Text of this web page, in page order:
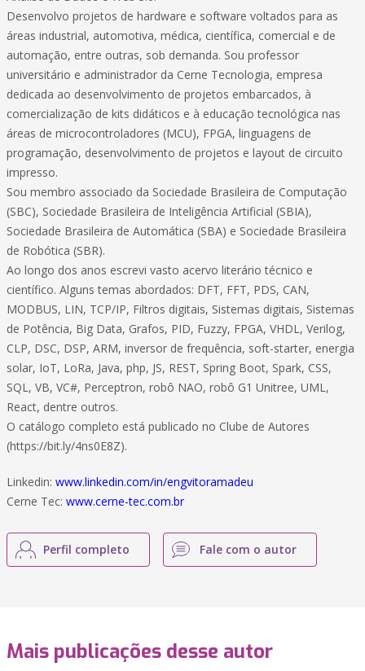
Desenvolvo projetos de hardware e software voltados para as
áreas industrial, automotiva, médica, científica, comercial e de
automação, entre outras, sob demanda. Sou professor
universitário e administrador da Cerne Tecnologia, empresa
dedicada ao desenvolvimento de projetos embarcados, à
comercialização de kits didáticos e à educação tecnológica nas
áreas de microcontroladores (MCU), FPGA, linguagens de
programação, desenvolvimento de projetos e layout de circuito
impresso.
Sou membro associado da Sociedade Brasileira de Computação
(SBC), Sociedade Brasileira de Inteligência Artificial (SBIA),
Sociedade Brasileira de Automática (SBA) e Sociedade Brasileira
de Robótica (SBR).
Ao longo dos anos escrevi vasto acervo literário técnico e
científico. Alguns temas abordados: DFT, FFT, PDS, CAN,
MODBUS, LIN, TCP/IP, Filtros digitais, Sistemas digitais, Sistemas
de Potência, Big Data, Grafos, PID, Fuzzy, FPGA, VHDL, Verilog,
CLP, DSC, DSP, ARM, inversor de frequência, soft-starter, energia
solar, IoT, LoRa, Java, php, JS, REST, Spring Boot, Spark, CSS,
SQL, VB, VC#, Perceptron, robô NAO, robô G1 Unitree, UML,
React, dentre outros.
O catálogo completo está publicado no Clube de Autores
(https://bit.ly/4ns0E8Z).
Linkedin: www.linkedin.com/in/engvitoramadeu
Cerne Tec: www.cerne-tec.com.br
Perfil completo Fale com o autor
Mais publicações desse autor